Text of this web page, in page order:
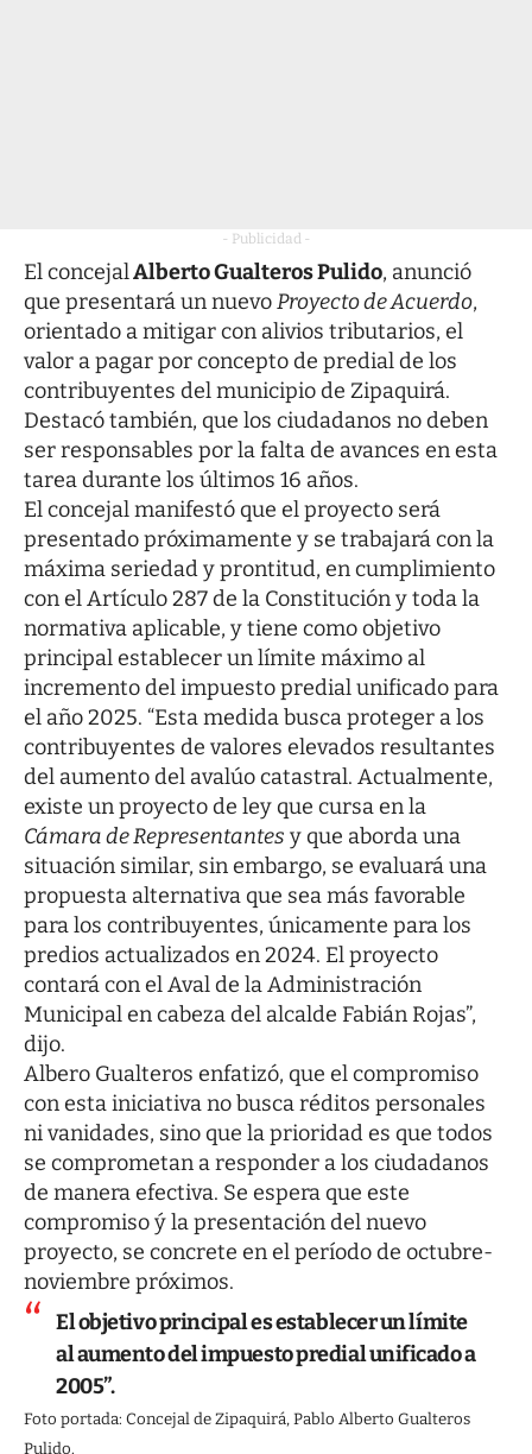
- Publicidad -
El concejalAlberto Gualteros Pulido, anunció
que presentará un nuevoProyecto de Acuerdo,
orientado a mitigar con alivios tributarios, el
valor a pagar por concepto de predial de los
contribuyentes del municipio de Zipaquirá.
Destacó también, que los ciudadanos no deben
ser responsables por la falta de avances en esta
tarea durante los últimos 16 años.
El concejal manifestó que el proyecto será
presentado próximamente y se trabajará con la
máxima seriedad y prontitud, en cumplimiento
con el Artículo 287 de la Constitución y toda la
normativa aplicable, y tiene como objetivo
principal establecer un límite máximo al
incremento del impuesto predial unificado para
el año 2025. “Esta medida busca proteger a los
contribuyentes de valores elevados resultantes
del aumento del avalúo catastral. Actualmente,
existe un proyecto de ley que cursa en la
Cámara de Representantes y que aborda una
situación similar, sin embargo, se evaluará una
propuesta alternativa que sea más favorable
para los contribuyentes, únicamente para los
predios actualizados en 2024. El proyecto
contará con el Aval de la Administración
Municipal en cabeza del alcalde Fabián Rojas”,
dijo.
Albero Gualteros enfatizó, que el compromiso
con esta iniciativa no busca réditos personales
ni vanidades, sino que la prioridad es que todos
se comprometan a responder a los ciudadanos
de manera efectiva. Se espera que este
compromiso ý la presentación del nuevo
proyecto, se concrete en el período de octubre-
noviembre próximos.
El objetivo principal es establecer un límite
al aumento del impuesto predial unificado a
2005”.
Foto portada: Concejal de Zipaquirá, Pablo Alberto Gualteros
Pulido.